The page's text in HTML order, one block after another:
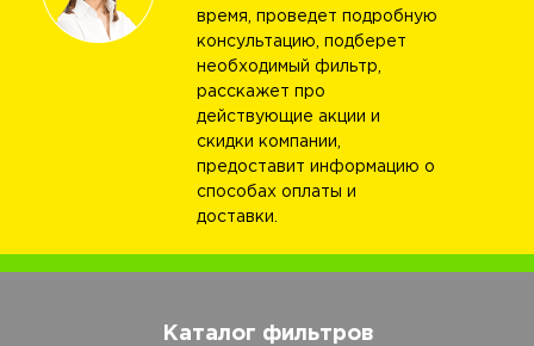
время, проведет подробную
консультацию, подберет
необходимый фильтр,
расскажет про
действующие акции и
скидки компании,
предоставит информацию о
способах оплаты и
доставки.
Каталог фильтров